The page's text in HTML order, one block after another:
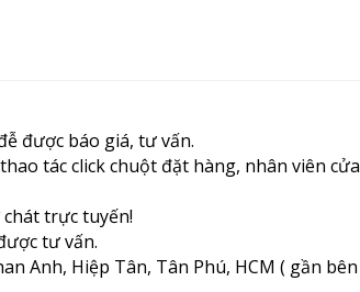
được báo giá, tư vấn.
tác click chuột đặt hàng, nhân viên cửa
trực tuyến!
tư vấn.
Anh, Hiệp Tân, Tân Phú, HCM ( gần bên